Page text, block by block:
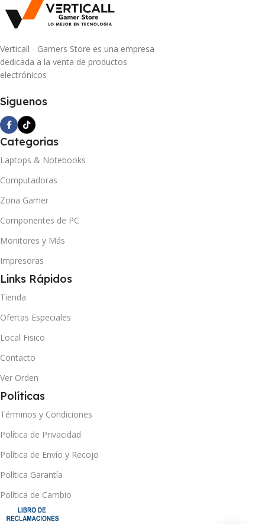
Verticall - Gamers Store es una empresa
dedicada a la venta de productos
electrónicos
Siguenos
Categorias
Laptops & Notebooks
Computadoras
Zona Gamer
Componentes de PC
Monitores y Más
Impresoras
Links Rápidos
Tienda
Ofertas Especiales
Local Fisico
Contacto
Ver Orden
Políticas
Términos y Condiciones
Política de Privacidad
Política de Envío y Recojo
Política Garantía
Política de Cambio